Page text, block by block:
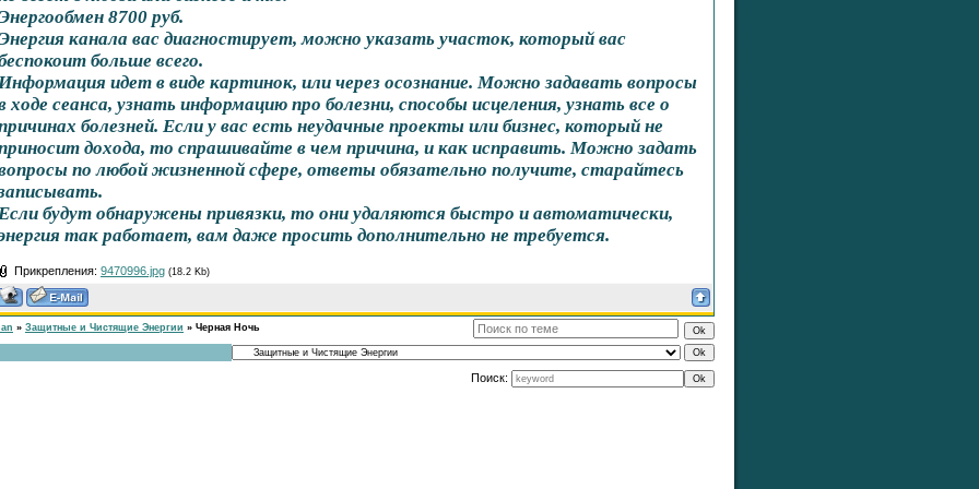
8700 руб.
канала вас диагностирует, можно указать участок, который вас
больше всего.
идет в виде картинок, или через осознание. Можно задавать вопросы
ходе сеанса, узнать информацию про болезни, способы исцеления, узнать все о
болезней. Если у вас есть неудачные проекты или бизнес, который не
дохода, то спрашивайте в чем причина, и как исправить. Можно задать
по любой жизненной сфере, ответы обязательно получите, старайтесь
будут обнаружены привязки, то они удаляются быстро и автоматически,
так работает, вам даже просить дополнительно не требуется.
Прикрепления: 9470996.jpg (18.2 Kb)
» Защитные и Чистящие Энергии » Черная Ночь
Поиск: